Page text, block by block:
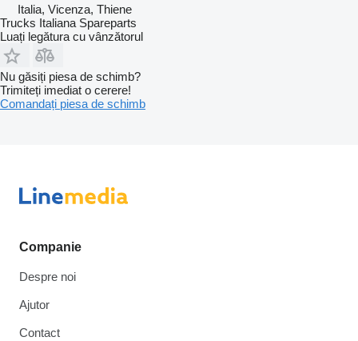
Italia, Vicenza, Thiene
Trucks Italiana Spareparts
Luați legătura cu vânzătorul
Nu găsiți piesa de schimb?
Trimiteți imediat o cerere!
Comandați piesa de schimb
Companie
Despre noi
Ajutor
Contact